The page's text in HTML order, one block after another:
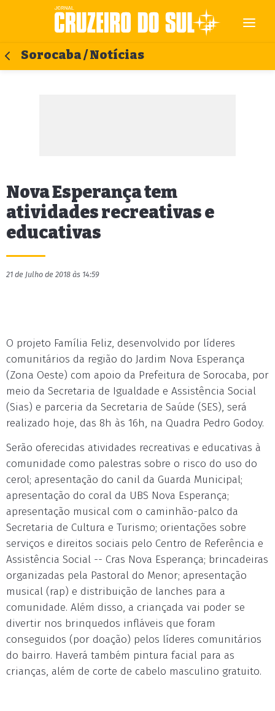
Sorocaba / Notícias
Nova Esperança tem
atividades recreativas e
educativas
21 de Julho de 2018 às 14:59
O projeto Família Feliz, desenvolvido por líderes
comunitários da região do Jardim Nova Esperança
(Zona Oeste) com apoio da Prefeitura de Sorocaba, por
meio da Secretaria de Igualdade e Assistência Social
(Sias) e parceria da Secretaria de Saúde (SES), será
realizado hoje, das 8h às 16h, na Quadra Pedro Godoy.
Serão oferecidas atividades recreativas e educativas à
comunidade como palestras sobre o risco do uso do
cerol; apresentação do canil da Guarda Municipal;
apresentação do coral da UBS Nova Esperança;
apresentação musical com o caminhão-palco da
Secretaria de Cultura e Turismo; orientações sobre
serviços e direitos sociais pelo Centro de Referência e
Assistência Social -- Cras Nova Esperança; brincadeiras
organizadas pela Pastoral do Menor; apresentação
musical (rap) e distribuição de lanches para a
comunidade. Além disso, a criançada vai poder se
divertir nos brinquedos infláveis que foram
conseguidos (por doação) pelos líderes comunitários
do bairro. Haverá também pintura facial para as
crianças, além de corte de cabelo masculino gratuito.